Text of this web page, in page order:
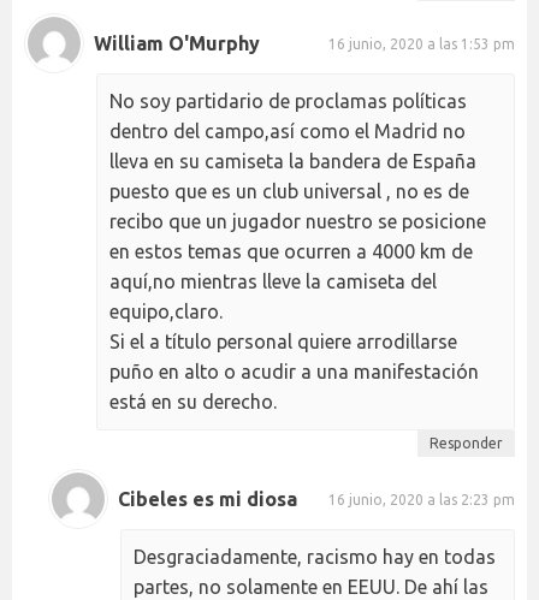
William O'Murphy 16 junio, 2020 a las 1:53 pm
No soy partidario de proclamas políticas
dentro del campo,así como el Madrid no
lleva en su camiseta la bandera de España
puesto que es un club universal , no es de
recibo que un jugador nuestro se posicione
en estos temas que ocurren a 4000 km de
aquí,no mientras lleve la camiseta del
equipo,claro.
Si el a título personal quiere arrodillarse
puño en alto o acudir a una manifestación
está en su derecho.
Responder
Cibeles es mi diosa 16 junio, 2020 a las 2:23 pm
Desgraciadamente, racismo hay en todas
partes, no solamente en EEUU. De ahí las